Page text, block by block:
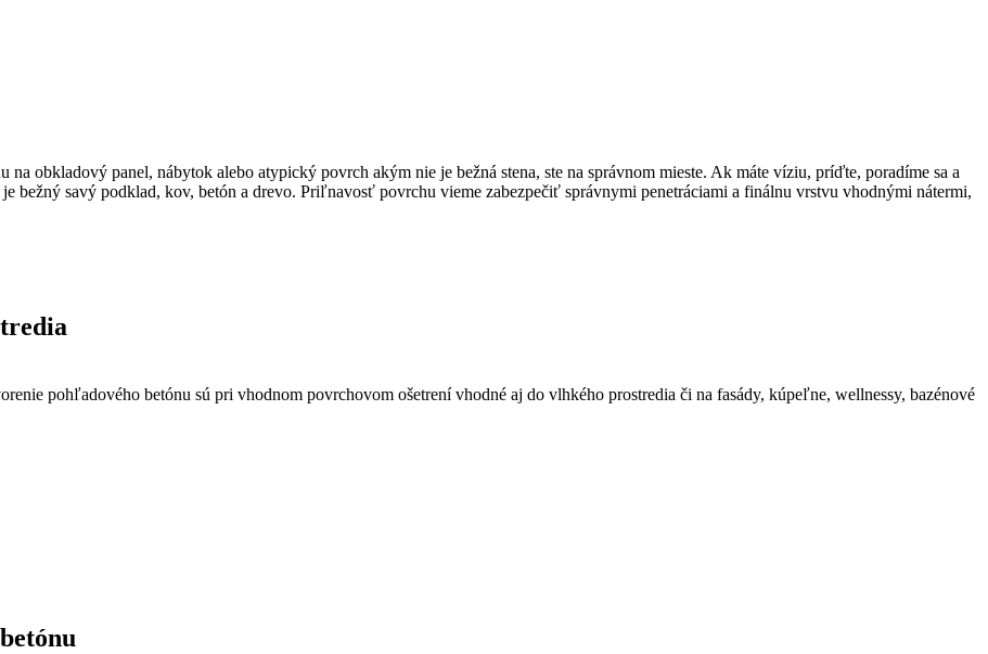
obkladový panel, nábytok alebo atypický povrch akým nie je bežná stena, ste na správnom mieste. Ak máte víziu, príďte, poradíme sa a
bežný savý podklad, kov, betón a drevo. Priľnavosť povrchu vieme zabezpečiť správnymi penetráciami a finálnu vrstvu vhodnými nátermi,
pohľadového betónu sú pri vhodnom povrchovom ošetrení vhodné aj do vlhkého prostredia či na fasády, kúpeľne, wellnessy, bazénové